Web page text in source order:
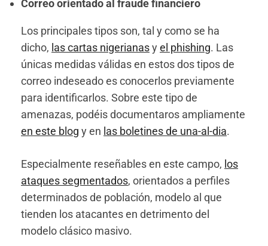
Correo orientado al fraude financiero
Los principales tipos son, tal y como se ha
dicho, las cartas nigerianasyel phishing. Las
únicas medidas válidas en estos dos tipos de
correo indeseado es conocerlos previamente
para identificarlos. Sobre este tipo de
amenazas, podéis documentaros ampliamente
en este blog y en las boletines de una-al-dia.
Especialmente reseñables en este campo, los
ataques segmentados, orientados a perfiles
determinados de población, modelo al que
tienden los atacantes en detrimento del
modelo clásico masivo.